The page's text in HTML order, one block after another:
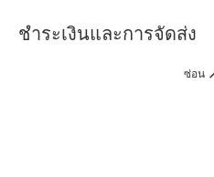
ชำระเงินและการจัดส่ง
ซ่อน